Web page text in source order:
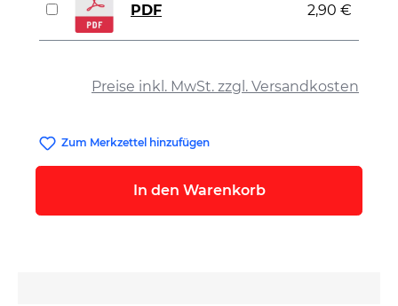
Preise inkl. MwSt. zzgl. Versandkosten
PDF 2,90 €
Zum Merkzettel hinzufügen
In den Warenkorb